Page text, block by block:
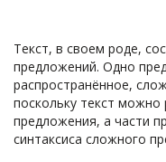
Текст, в своем роде,
предложений. Одно
распространённое,
поскольку текст можно
предложения, а части
синтаксиса сложного